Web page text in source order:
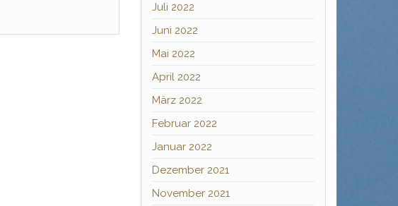
Juli 2022
Juni 2022
Mai 2022
April 2022
März 2022
Februar 2022
Januar 2022
Dezember 2021
November 2021